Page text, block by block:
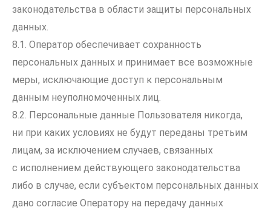
законодательства в области защиты персональных
данных.
8.1. Оператор обеспечивает сохранность
персональных данных и принимает все возможные
меры, исключающие доступ к персональным
данным неуполномоченных лиц.
8.2. Персональные данные Пользователя никогда,
ни при каких условиях не будут переданы третьим
лицам, за исключением случаев, связанных
с исполнением действующего законодательства
либо в случае, если субъектом персональных данных
дано согласие Оператору на передачу данных